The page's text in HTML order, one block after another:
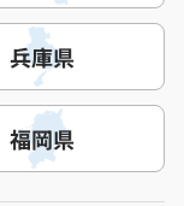
兵庫県
福岡県